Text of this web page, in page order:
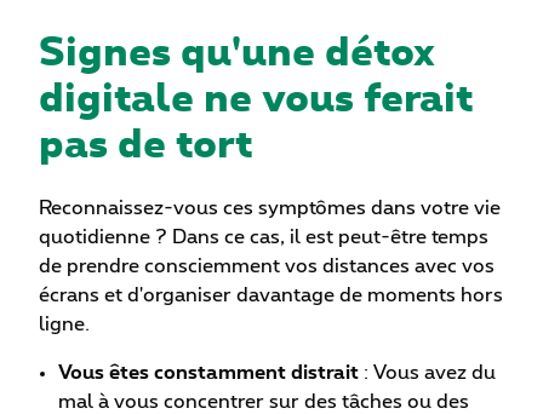
Signes qu'une détox
digitale ne vous ferait
pas de tort
Reconnaissez-vous ces symptômes dans votre vie
quotidienne ? Dans ce cas, il est peut-être temps
de prendre consciemment vos distances avec vos
écrans et d'organiser davantage de moments hors
ligne.
Vous êtes constamment distrait : Vous avez du
mal à vous concentrer sur des tâches ou des